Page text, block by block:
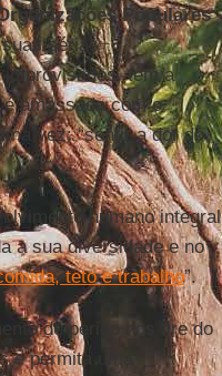
Populares
suas sérias
têm a
amassada com o
vez: “sentir a dor do
humano integral
a sua diversidade e no
teto e trabalho”.
de perigo nos tire do
permita uma